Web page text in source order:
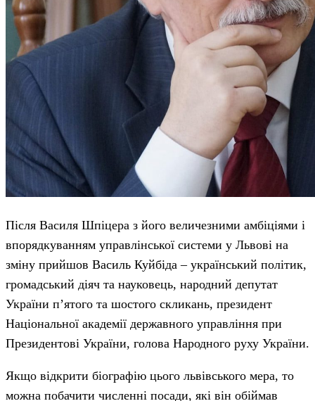
Після Василя Шпіцера з його величезними амбіціями і
впорядкуванням управлінської системи у Львові на
зміну прийшов Василь Куйбіда – український політик,
громадський діяч та науковець, народний депутат
України п’ятого та шостого скликань, президент
Національної академії державного управління при
Президентові України, голова Народного руху України.
Якщо відкрити біографію цього львівського мера, то
можна побачити численні посади, які він обіймав